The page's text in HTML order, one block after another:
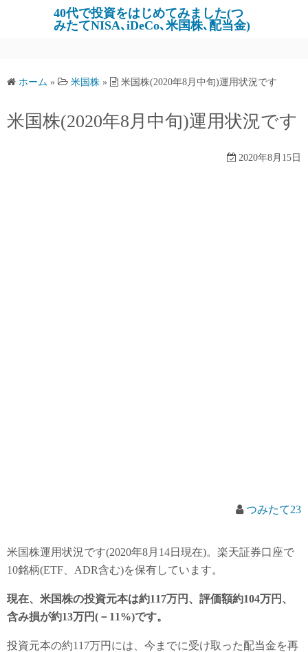
ツ
ス
40代で投資をはじめてみました(つ
みたてNISA､iDeCo､米国株､配当金)
ホーム » 米国株 » 米国株(2020年8月中旬)運用状況です
米国株(2020年8月中旬)運用状況です
2020年8月15日
つみたて23
米国株運用状況です(2020年8月14日現在)。楽天証券口座で
10銘柄(ETF、ADR含む)を保有しています。
現在、米国株の投資元本は約117万円、評価額約104万円、
含み損が約13万円(－11%)です。
投資元本の約117万円には、今までに受け取った配当金を再